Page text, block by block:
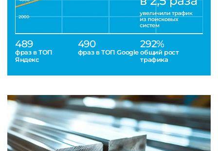
489
фраз в ТОП
Яндекс
490
фраз в ТОП Google
292%
общий рост
трафика